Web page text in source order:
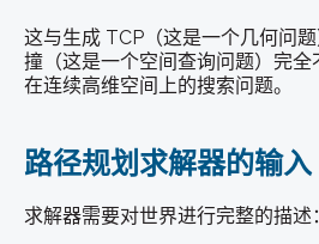
这与生成 TCP（这是一个几何问
撞（这是一个空间查询问题）完
在连续高维空间上的搜索问题。
路径规划求解器的输入
求解器需要对世界进行完整的描述：